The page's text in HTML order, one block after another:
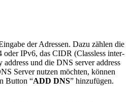
der Adressen. Dazu zählen die
oder IPv6, das CIDR (Classless inter-
und die DNS server address
Server nutzen möchten, können
Button “ADD DNS” hinzufügen.